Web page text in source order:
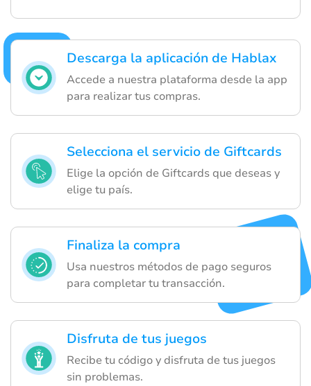
Descarga la aplicación de Hablax
Accede a nuestra plataforma desde la app
para realizar tus compras.
Selecciona el servicio de Giftcards
Elige la opción de Giftcards que deseas y
elige tu país.
Finaliza la compra
Usa nuestros métodos de pago seguros
para completar tu transacción.
Disfruta de tus juegos
Recibe tu código y disfruta de tus juegos
sin problemas.